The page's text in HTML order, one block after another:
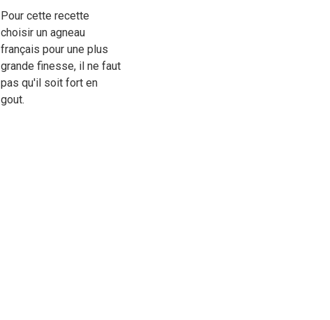
Pour cette recette
choisir un agneau
français pour une plus
grande finesse, il ne faut
pas qu'il soit fort en
gout.